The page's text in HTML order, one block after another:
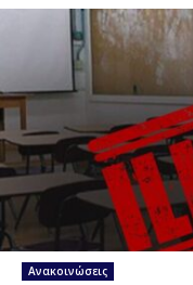
Ανακοινώσεις